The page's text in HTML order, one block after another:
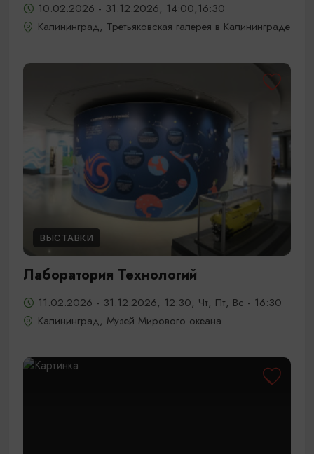
10.02.2026 - 31.12.2026, 14:00,16:30
Калининград, Третьяковская галерея в Калининграде
ВЫСТАВКИ
Лаборатория Технологий
11.02.2026 - 31.12.2026, 12:30, Чт, Пт, Вс - 16:30
Калининград, Музей Мирового океана